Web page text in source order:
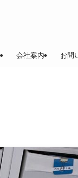
会社案内 お問